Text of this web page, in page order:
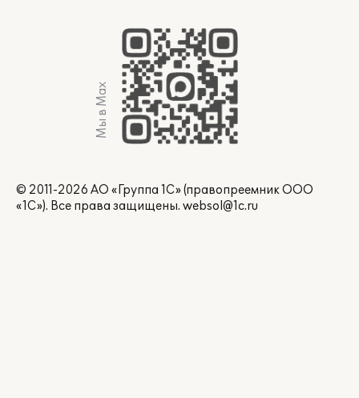
Мы в Max
© 2011-2026 АО «Группа 1С» (правопреемник ООО
«1С»). Все права защищены. websol@1c.ru